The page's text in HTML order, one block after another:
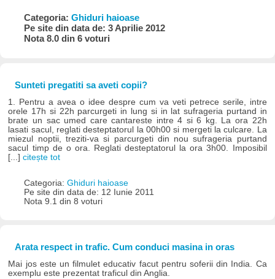
Categoria: Ghiduri haioase
Pe site din data de: 3 Aprilie 2012
Nota 8.0 din 6 voturi
Sunteti pregatiti sa aveti copii?
1. Pentru a avea o idee despre cum va veti petrece serile, intre
orele 17h si 22h parcurgeti in lung si in lat sufrageria purtand in
brate un sac umed care cantareste intre 4 si 6 kg. La ora 22h
lasati sacul, reglati desteptatorul la 00h00 si mergeti la culcare. La
miezul noptii, treziti-va si parcurgeti din nou sufrageria purtand
sacul timp de o ora. Reglati desteptatorul la ora 3h00. Imposibil
[...]citește tot
Categoria: Ghiduri haioase
Pe site din data de: 12 Iunie 2011
Nota 9.1 din 8 voturi
Arata respect in trafic. Cum conduci masina in oras
Mai jos este un filmulet educativ facut pentru soferii din India. Ca
exemplu este prezentat traficul din Anglia.